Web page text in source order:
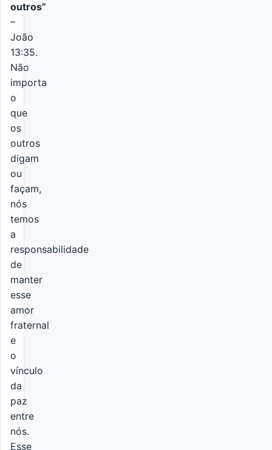
outros”
–
João
13:35.
Não
importa
o
que
os
outros
digam
ou
façam,
nós
temos
a
responsabilidade
de
manter
esse
amor
fraternal
e
o
vínculo
da
paz
entre
nós.
Esse